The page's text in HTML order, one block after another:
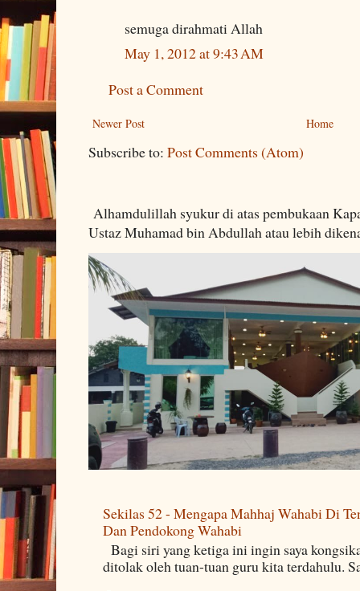
semuga dirahmati Allah
May 1, 2012 at 9:43 AM
Post a Comment
Newer Post Home
Subscribe to: Post Comments (Atom)
Alhamdulillah syukur di atas pembukaan
Ustaz Muhamad bin Abdullah atau lebih
Sekilas 52 - Mengapa Mahhaj Wahabi Di
Dan Pendokong Wahabi
Bagi siri yang ketiga ini ingin saya
ditolak oleh tuan-tuan guru kita terdahulu.